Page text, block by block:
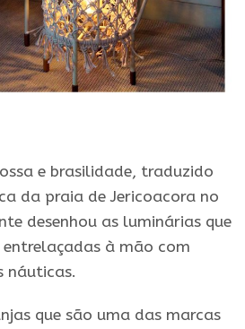
e brasilidade, traduzido
da praia de Jericoacora no
desenhou as luminárias que
à mão com
náuticas.
que são uma das marcas